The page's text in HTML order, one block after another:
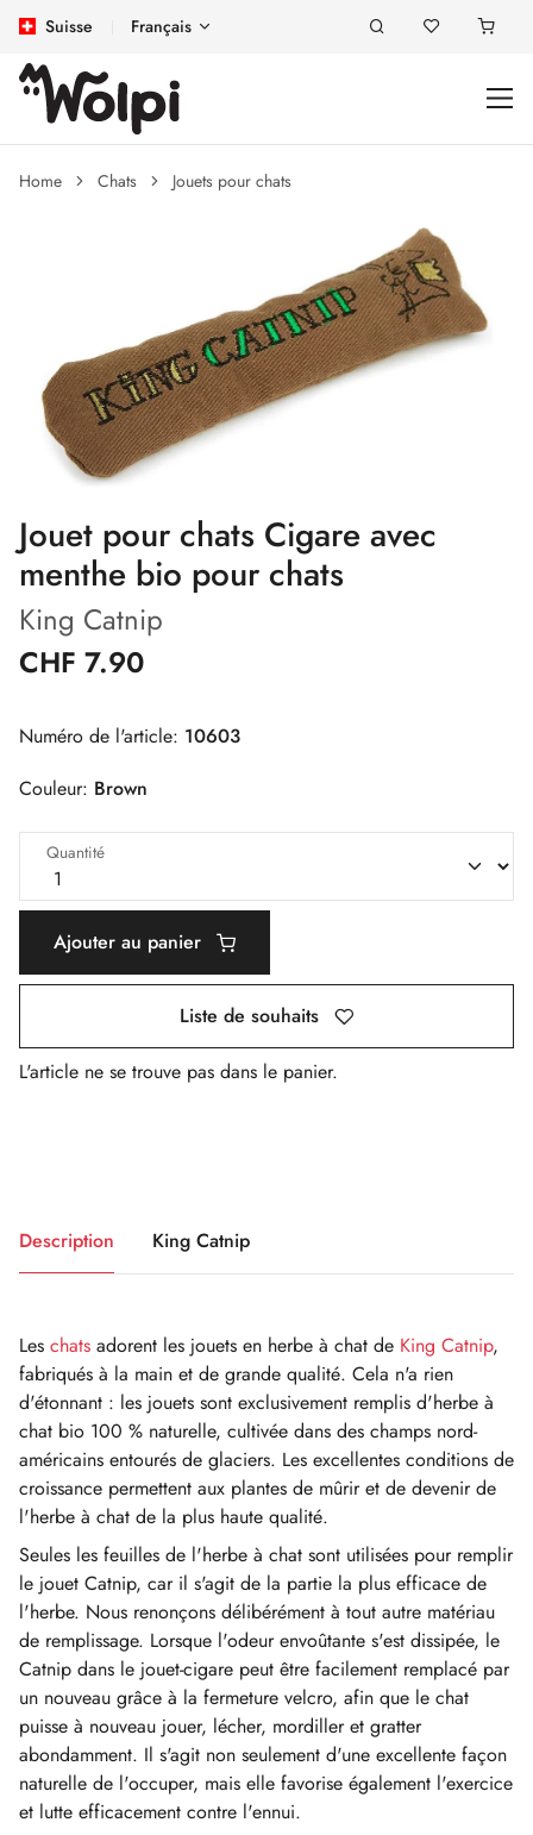
Suisse Français
Home Chats Jouets pour chats
Jouet pour chats Cigare avec
menthe bio pour chats
King Catnip
CHF 7.90
Numéro de l'article: 10603
Couleur: Brown
Quantité
Ajouter au panier
Liste de souhaits
L'article ne se trouve pas dans le panier.
Description King Catnip
Les chats adorent les jouets en herbe à chat de King Catnip,
fabriqués à la main et de grande qualité. Cela n'a rien
d'étonnant : les jouets sont exclusivement remplis d'herbe à
chat bio 100 % naturelle, cultivée dans des champs nord-
américains entourés de glaciers. Les excellentes conditions de
croissance permettent aux plantes de mûrir et de devenir de
l'herbe à chat de la plus haute qualité.
Seules les feuilles de l'herbe à chat sont utilisées pour remplir
le jouet Catnip, car il s'agit de la partie la plus efficace de
l'herbe. Nous renonçons délibérément à tout autre matériau
de remplissage. Lorsque l'odeur envoûtante s'est dissipée, le
Catnip dans le jouet-cigare peut être facilement remplacé par
un nouveau grâce à la fermeture velcro, afin que le chat
puisse à nouveau jouer, lécher, mordiller et gratter
abondamment. Il s'agit non seulement d'une excellente façon
naturelle de l'occuper, mais elle favorise également l'exercice
et lutte efficacement contre l'ennui.